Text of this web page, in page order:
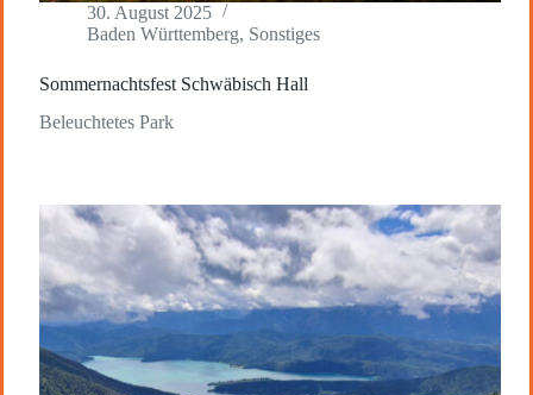
30. August 2025
Baden Württemberg, Sonstiges
Sommernachtsfest Schwäbisch Hall
Beleuchtetes Park